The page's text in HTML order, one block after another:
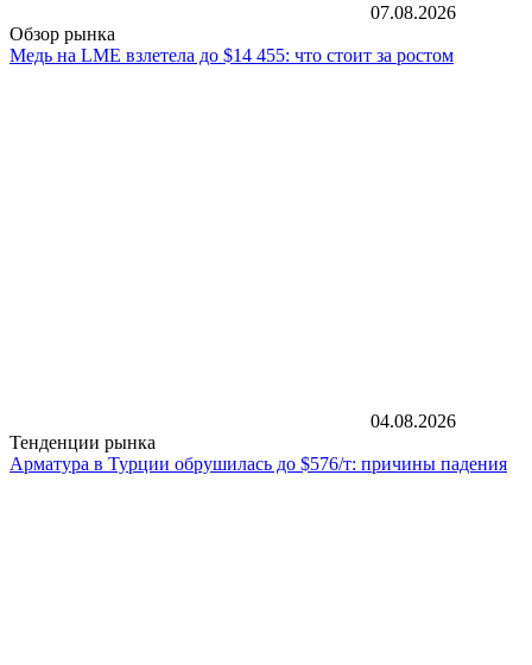
07.08.2026
Обзор рынка
Медь на LME взлетела до $14 455: что стоит за ростом
04.08.2026
Тенденции рынка
Арматура в Турции обрушилась до $576/т: причины падения